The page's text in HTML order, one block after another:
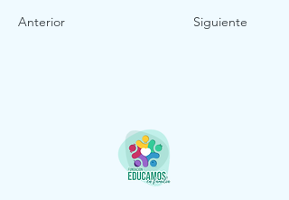
Anterior Siguiente